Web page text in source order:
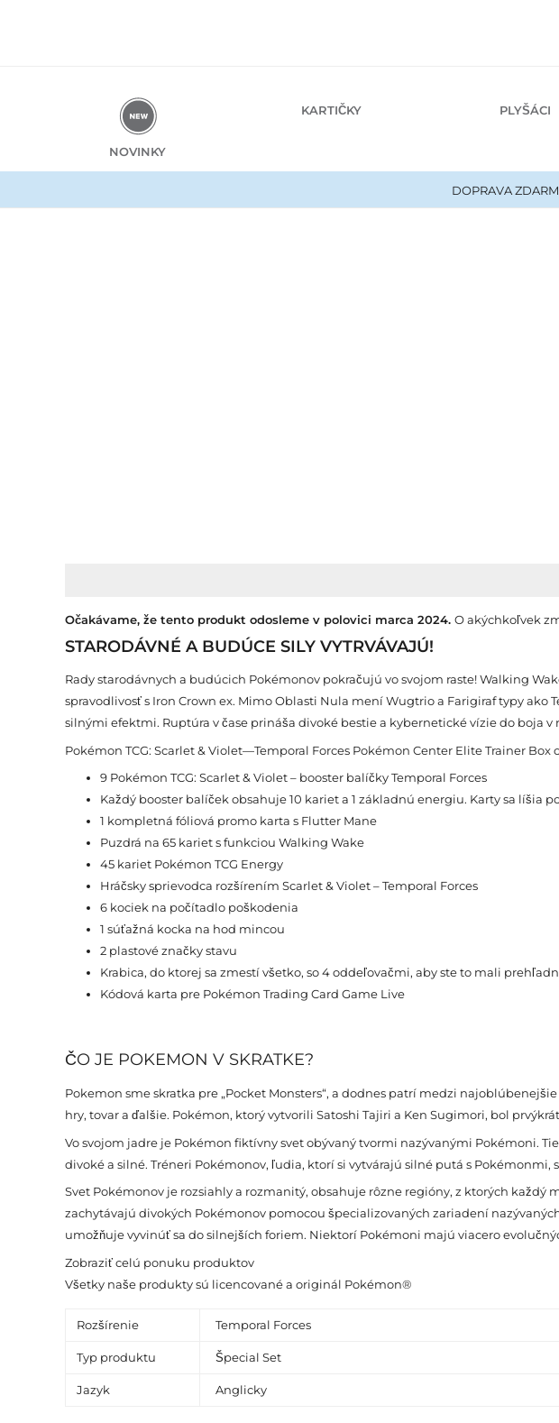
NOVINKY
KARTIČKY PLYŠÁCI
DOPRAVA
Očakávame, že tento produkt odosleme v polovici marca 2024. O akýchkoľvek
STARODÁVNÉ A BUDÚCE SILY VYTRVÁVAJÚ!
Rady starodávnych a budúcich Pokémonov pokračujú vo svojom raste! Walking
spravodlivosť s Iron Crown ex. Mimo Oblasti Nula mení Wugtrio a Farigiraf typy ako
silnými efektmi. Ruptúra v čase prináša divoké bestie a kybernetické vízie do boja v
Pokémon TCG: Scarlet & Violet—Temporal Forces Pokémon Center Elite Trainer Box
9 Pokémon TCG: Scarlet & Violet – booster balíčky Temporal Forces
Každý booster balíček obsahuje 10 kariet a 1 základnú energiu. Karty sa líšia
1 kompletná fóliová promo karta s Flutter Mane
Puzdrá na 65 kariet s funkciou Walking Wake
45 kariet Pokémon TCG Energy
Hráčsky sprievodca rozšírením Scarlet & Violet – Temporal Forces
6 kociek na počítadlo poškodenia
1 súťažná kocka na hod mincou
2 plastové značky stavu
Krabica, do ktorej sa zmestí všetko, so 4 oddeľovačmi, aby ste to mali
Kódová karta pre Pokémon Trading Card Game Live
ČO JE POKEMON V SKRATKE?
Pokemon sme skratka pre „Pocket Monsters“, a dodnes patrí medzi
hry, tovar a ďalšie. Pokémon, ktorý vytvorili Satoshi Tajiri a Ken Sugimori, bol
Vo svojom jadre je Pokémon fiktívny svet obývaný tvormi nazývanými Pokémoni.
divoké a silné. Tréneri Pokémonov, ľudia, ktorí si vytvárajú silné putá s
Svet Pokémonov je rozsiahly a rozmanitý, obsahuje rôzne regióny, z ktorých
zachytávajú divokých Pokémonov pomocou špecializovaných zariadení
umožňuje vyvinúť sa do silnejších foriem. Niektorí Pokémoni majú viacero
Zobraziť celú ponuku produktov
Všetky naše produkty sú licencované a originál Pokémon®
Rozšírenie Temporal Forces
Typ produktu Špecial Set
Jazyk Anglicky